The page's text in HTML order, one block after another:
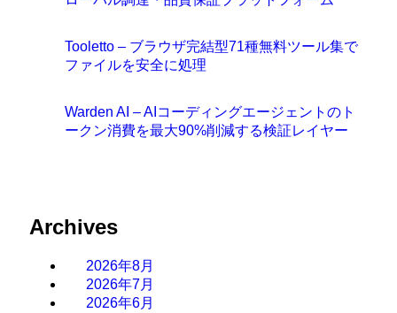
Tooletto – ブラウザ完結型71種無料ツール集で
ファイルを安全に処理
Warden AI – AIコーディングエージェントのト
ークン消費を最大90%削減する検証レイヤー
Archives
2026年8月
2026年7月
2026年6月